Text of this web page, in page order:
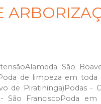
São
de limpeza em toda
de Piratininga)Podas -
São FranciscoPoda